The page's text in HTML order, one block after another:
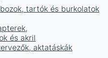
tartók és burkolatok
és akril
aktatáskák